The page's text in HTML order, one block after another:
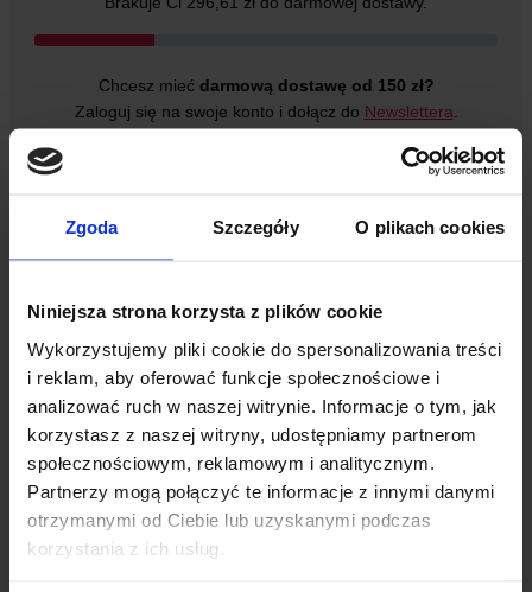
Zgoda Szczegóły O plikach cookies
Niniejsza strona korzysta z plików cookie
Wykorzystujemy pliki cookie do spersonalizowania treści
i reklam, aby oferować funkcje społecznościowe i
analizować ruch w naszej witrynie. Informacje o tym, jak
korzystasz z naszej witryny, udostępniamy partnerom
społecznościowym, reklamowym i analitycznym.
Partnerzy mogą połączyć te informacje z innymi danymi
otrzymanymi od Ciebie lub uzyskanymi podczas
korzystania z ich usług.
Chcesz mieć darmową dostawę od 150 zł?
Zaloguj się na swoje konto i dołącz do Newslettera
×
Cheap Yellow Display ESP32 LVGL TFT 2.8" 240x320
z panelem dotykowym
ilość